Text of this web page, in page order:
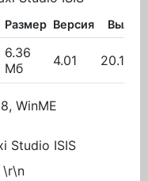
Размер Версия
6.36
Мб
4.01
WinME
Studio ISIS
\r\n